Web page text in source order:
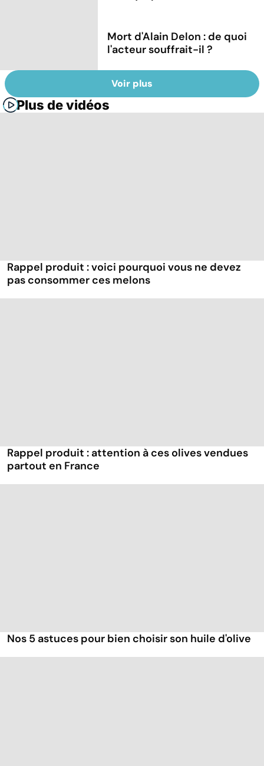
Mort d'Alain Delon : de quoi
l'acteur souffrait-il ?
Voir plus
Plus de vidéos
Rappel produit : voici pourquoi vous ne devez
pas consommer ces melons
Rappel produit : attention à ces olives vendues
partout en France
Nos 5 astuces pour bien choisir son huile d'olive